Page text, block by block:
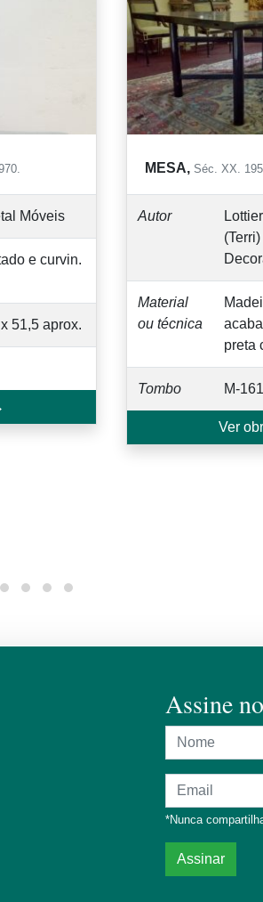
Móveis
e curvin.
aprox.
MESA,Séc. XX. 1957.
Autor
Lottieri
(Terri)
Material
ou técnica
preta
Tombo M-1615
Ver obra
Assine
Nome
Endereço de e-
*Nunca
Assinar